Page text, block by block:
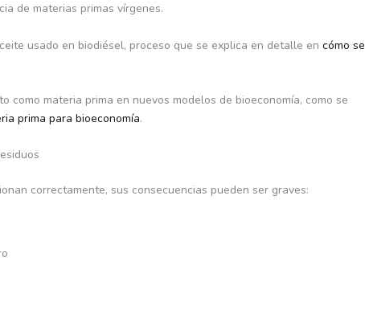
de materias primas vírgenes.
usado en biodiésel, proceso que se explica en detalle en cómo se
como materia prima en nuevos modelos de bioeconomía, como se
prima para bioeconomía.
correctamente, sus consecuencias pueden ser graves: